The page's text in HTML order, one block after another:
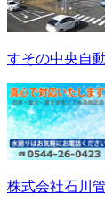
すその中央自
株式会社石川